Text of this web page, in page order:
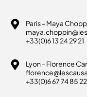
Paris - Maya
+33(0)6 13 24 29 21
Lyon - Florence
+33(0)6 67 74 85 22